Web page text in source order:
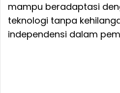
mampu beradaptasi
teknologi tanpa
independensi dalam